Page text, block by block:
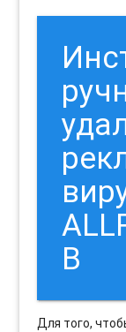
B
Для того,